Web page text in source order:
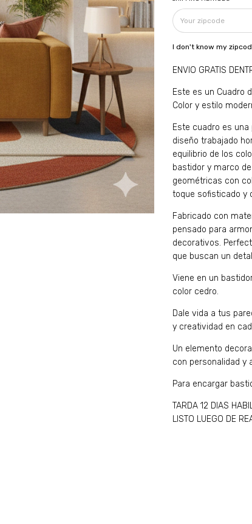
I don't know my
ENVIO GRATIS
Este es un Cuadro
Color y estilo
Este cuadro es
diseño trabajado
equilibrio de los
bastidor y marco
geométricas con
toque sofisticado y
Fabricado con
pensado para
decorativos.
que buscan un
Viene en un
color cedro.
Dale vida a tus
y creatividad en
Un elemento
con personalidad y
Para encargar
TARDA 12 DIAS
LISTO LUEGO DE